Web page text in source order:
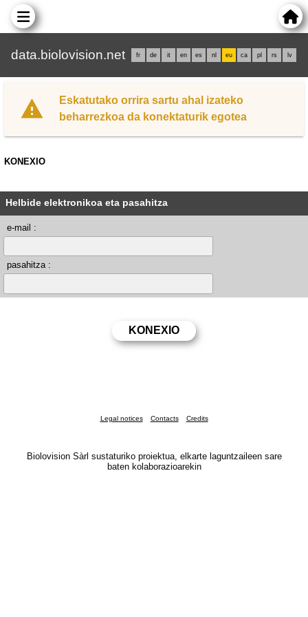
data.biolovision.net fr de it en es nl eu ca pl rs lv
Eskatutako orrira sartu ahal izateko
beharrezkoa da konektaturik egotea
KONEXIO
Helbide elektronikoa eta pasahitza
e-mail :
pasahitza :
Legal notices Contacts Credits
Biolovision Sàrl sustaturiko proiektua, elkarte laguntzaileen sare
baten kolaborazioarekin